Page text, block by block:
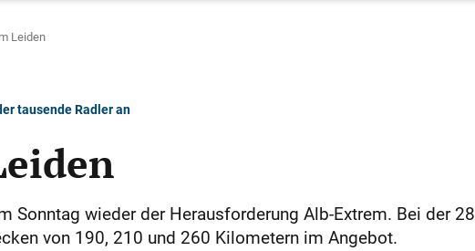
Leiden
tausende Radler an
Sonntag wieder der Herausforderung Alb-Extrem. Bei der
von 190, 210 und 260 Kilometern im Angebot.